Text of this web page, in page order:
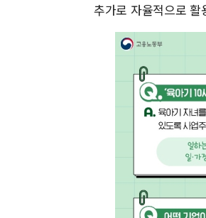
추가로 자율적으로 활